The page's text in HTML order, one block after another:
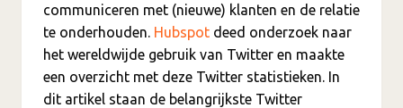
communiceren met (nieuwe) klanten en de relatie
te onderhouden. Hubspot deed onderzoek naar
het wereldwijde gebruik van Twitter en maakte
een overzicht met deze Twitter statistieken. In
dit artikel staan de belangrijkste Twitter